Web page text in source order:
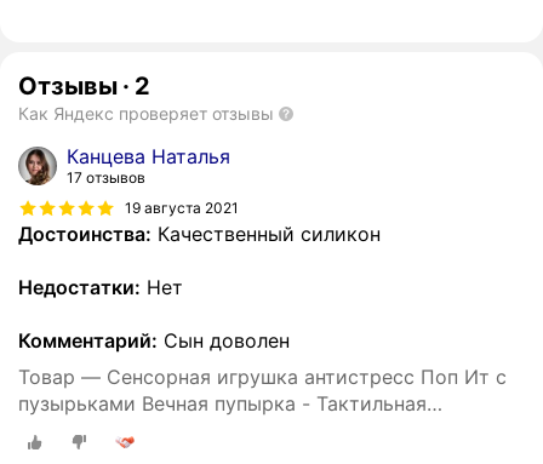
Отзывы · 2
Как Яндекс проверяет отзывы
Канцева Наталья
17 отзывов
19 августа 2021
Достоинства: Качественный силикон
Недостатки: Нет
Комментарий: Сын доволен
Товар — Сенсорная игрушка антистресс Поп Ит с
пузырьками Вечная пупырка - Тактильная
успокоительная нажимная игрушка шарики. Круг.